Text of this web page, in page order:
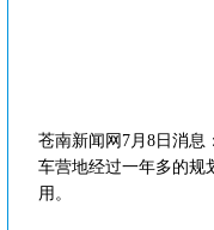
苍南新闻网7月8日消息
车营地经过一年多的规
用。